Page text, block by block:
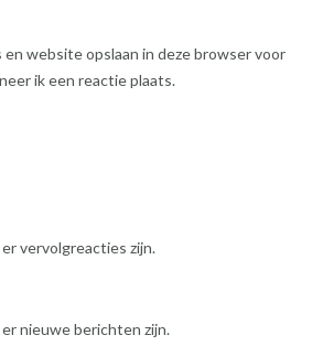
en website opslaan in deze browser voor
ik een reactie plaats.
vervolgreacties zijn.
nieuwe berichten zijn.